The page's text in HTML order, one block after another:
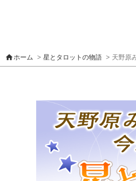
homeホーム > 星とタロットの物語 > 天野原